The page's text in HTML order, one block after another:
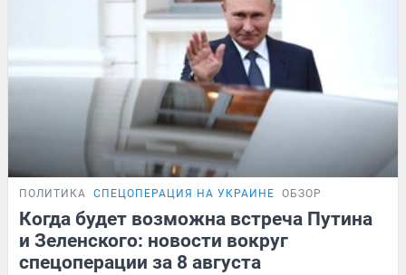
ПОЛИТИКА СПЕЦОПЕРАЦИЯ НА УКРАИНЕ ОБЗОР
Когда будет возможна встреча Путина
и Зеленского: новости вокруг
спецоперации за 8 августа